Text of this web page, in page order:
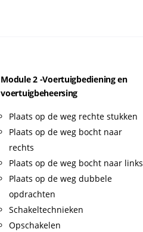
Module 2 -Voertuigbediening en
voertuigbeheersing
Plaats op de weg rechte stukken
Plaats op de weg bocht naar
rechts
Plaats op de weg bocht naar links
Plaats op de weg dubbele
opdrachten
Schakeltechnieken
Opschakelen